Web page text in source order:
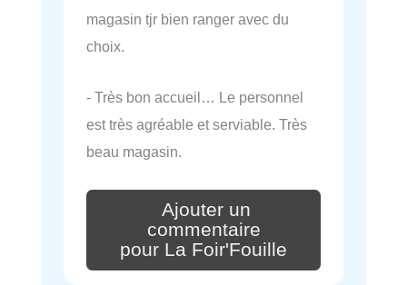
magasin tjr bien ranger avec du
choix.
- Très bon accueil… Le personnel
est très agréable et serviable. Très
beau magasin.
Ajouter un
commentaire
pour La Foir'Fouille